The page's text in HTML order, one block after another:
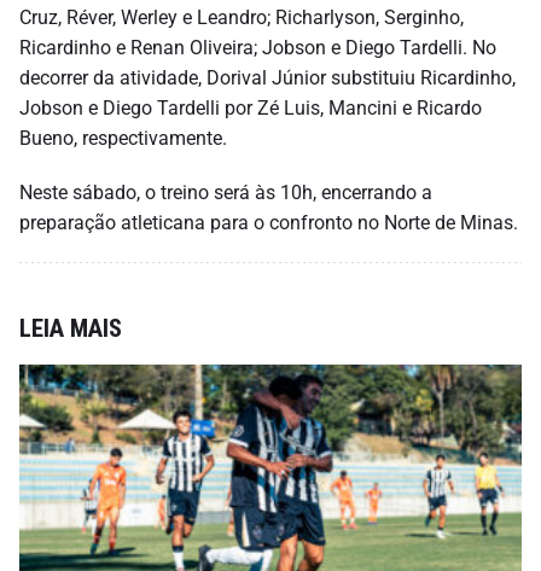
Cruz, Réver, Werley e Leandro; Richarlyson, Serginho,
Ricardinho e Renan Oliveira; Jobson e Diego Tardelli. No
decorrer da atividade, Dorival Júnior substituiu Ricardinho,
Jobson e Diego Tardelli por Zé Luis, Mancini e Ricardo
Bueno, respectivamente.
Neste sábado, o treino será às 10h, encerrando a
preparação atleticana para o confronto no Norte de Minas.
LEIA MAIS